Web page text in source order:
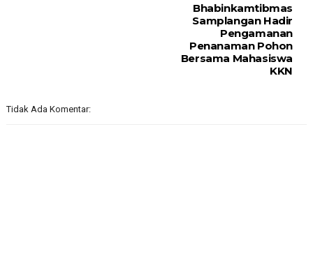
Bhabinkamtibmas
Samplangan Hadir
Pengamanan
Penanaman Pohon
Bersama Mahasiswa
KKN
Tidak Ada Komentar: